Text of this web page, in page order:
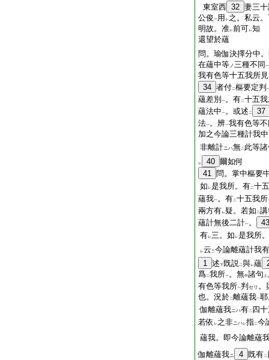
東室西 32 妻三
公俊一用 レ之。私云
明故。准レ前可レ知
還望於蘊
問。瑜伽決擇分中
在蘊中等ノ三種不同 一
我有色等十五我所見
34 者付二樞要定判
蘊差別 一。有二十五
蘊法中一。或述 二
37
法一。辨一我有色等
加之今論三種計我
非離計ニハ無二 此等
レ 40 爾如何
41 問。掌中樞要
如 レ是我所。有二十
蘊我一。有二十五我所
兩方有レ疑。若如 二
蘊計無後二計一。
43
有レ三。如 レ是我所
レ云三今論離蘊計我有
1 述下既説二與レ蘊
爲二我所一。無中諸句 上
有色等我所一判 セリ 。
也。況於二離蘊我一
伽離蘊我ニハ有二 四
若依 レ之非ニハレ指二今
蘊我。即今論離蘊
伽離蘊我ニ 4 既有二